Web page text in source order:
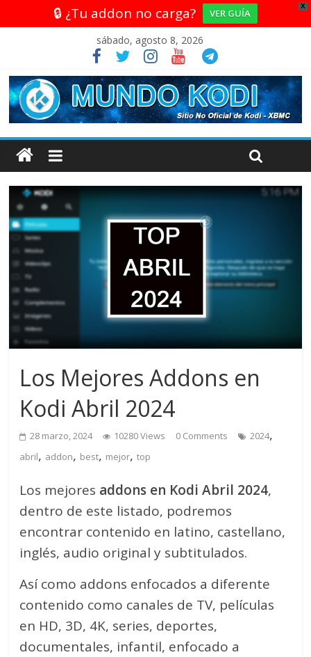
X
🔒 ¿Tu addon no carga? VER GUÍA
sábado, agosto 8, 2026
Los Mejores Addons en
Kodi Abril 2024
28 marzo, 2024 10280 Views 0 Comments 2024,
abril, addon, best, mejor,top
Los mejores addons en Kodi Abril 2024,
dentro de este listado, podremos
encontrar contenido en latino, castellano,
inglés, audio original y subtitulados.
Así como addons enfocados a diferente
contenido como canales de TV, películas
en HD, 3D, 4K, series, deportes,
documentales, infantil, enfocado a